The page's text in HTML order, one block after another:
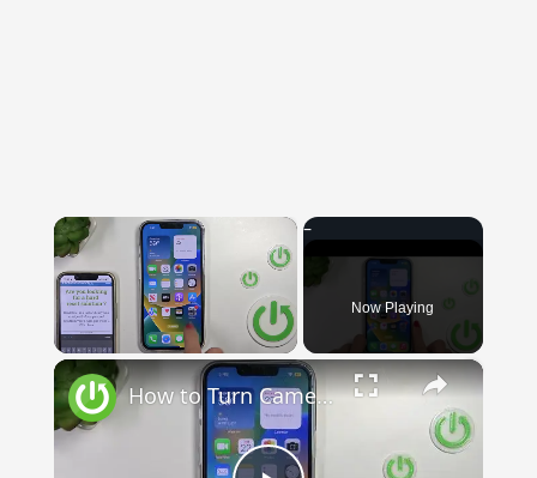
×
Unmute
Now Playing
×
How to Turn Camera into Translator on iOS 16? | BEST iPhone TRICKS